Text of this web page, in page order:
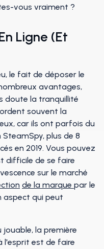
vous vraiment ?
Ligne (et
le fait de déposer le
avantages,
doute la tranquillité
souvent la
car ils ont parfois du
plus de 8
en 2019. Vous pouvez
difficile de se faire
sur le marché
de la marque par le
aspect qui peut
la première
l'esprit est de faire